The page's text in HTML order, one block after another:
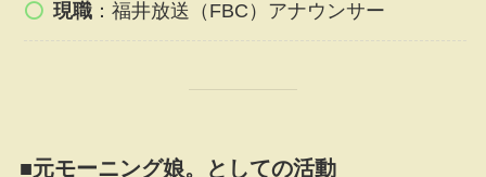
現職 ：福井放送（FBC）アナウンサー
■元モーニング娘。としての活動